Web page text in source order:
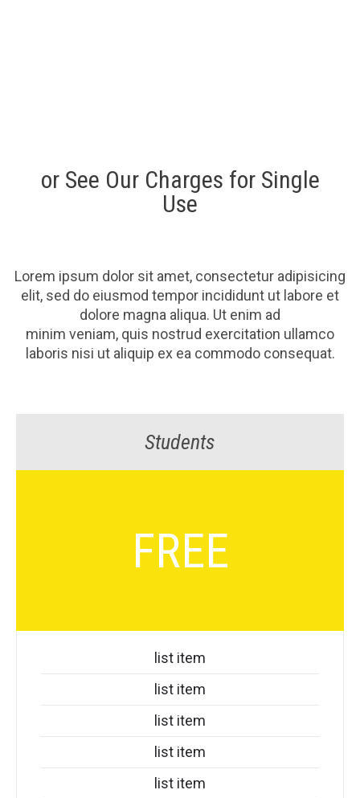
or See Our Charges for Single
Use
Lorem ipsum dolor sit amet, consectetur adipisicing
elit, sed do eiusmod tempor incididunt ut labore et
dolore magna aliqua. Ut enim ad
minim veniam, quis nostrud exercitation ullamco
laboris nisi ut aliquip ex ea commodo consequat.
Students
FREE
list item
list item
list item
list item
list item